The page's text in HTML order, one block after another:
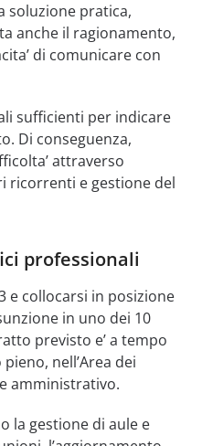
soluzione pratica,
anche il ragionamento,
di comunicare con
sufficienti per indicare
Di conseguenza,
attraverso
ricorrenti e gestione del
professionali
e collocarsi in posizione
in uno dei 10
previsto e’ a tempo
nell’Area dei
amministrativo.
la gestione di aule e